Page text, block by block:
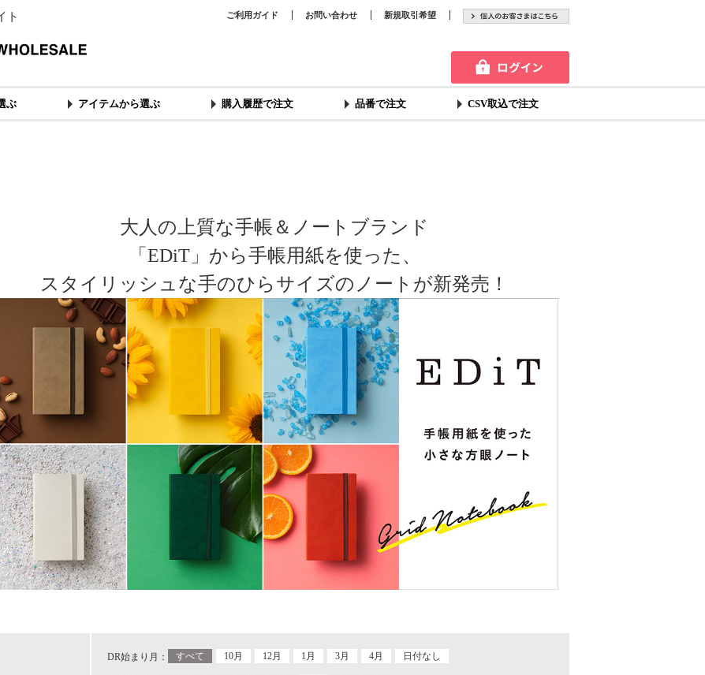
ト ご利用ガイド お問い合わせ 新規取引希望
ぶ アイテムから選ぶ 購入履歴で注文 品番で注文 CSV取込で注文
大人の上質な手帳＆ノートブランド
「EDiT」から手帳用紙を使った、
スタイリッシュな手のひらサイズのノートが新発売！
DR始まり月： すべて 10月 12月 1月 3月 4月 日付なし